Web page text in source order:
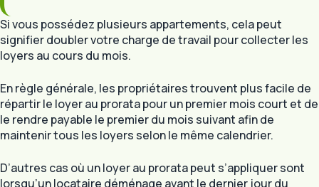
Si vous possédez plusieurs appartements, cela peut
signifier doubler votre charge de travail pour collecter les
loyers au cours du mois.
En règle générale, les propriétaires trouvent plus facile de
répartir le loyer au prorata pour un premier mois court et de
le rendre payable le premier du mois suivant afin de
maintenir tous les loyers selon le même calendrier.
D’autres cas où un loyer au prorata peut s’appliquer sont
lorsqu’un locataire déménage avant le dernier jour du